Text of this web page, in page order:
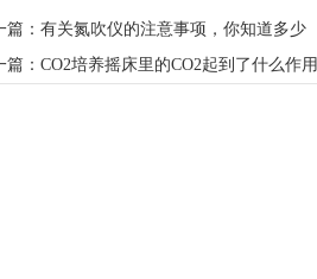
篇： 有关氮吹仪的注意事项，你知道多少
篇： CO2培养摇床里的CO2起到了什么作用